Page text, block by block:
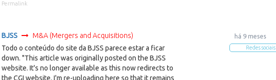
Permalink
há 9 meses
Redes sociais
BJSS
M&A (Mergers and Acquisitions)
Todo o conteúdo do site da BJSS parece estar a ficar
down. "This article was originally posted on the BJSS
website. It's no longer available as this now redirects to
the CGI website. I'm re-uploading here so that it remains